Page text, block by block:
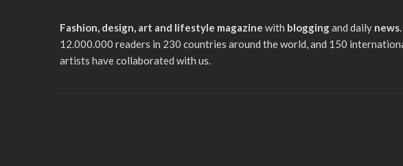
Fashion, design, art and lifestyle magazine with bloggingand daily news
12.000.000 readers in 230 countries around the world, and 150
artists have collaborated with us.